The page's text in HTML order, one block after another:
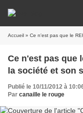
Accueil » Ce n'est pas que le RER
Ce n'est pas que
la société et son
Publié le 10/11/2012 à
Par canaille le rouge